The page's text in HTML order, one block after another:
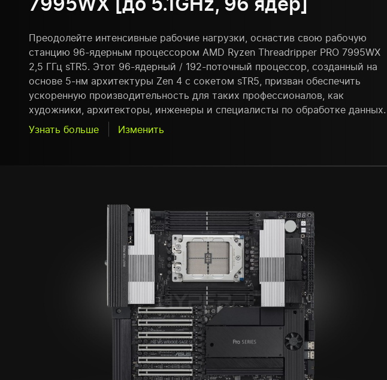
Преодолейте интенсивные рабочие нагрузки, оснастив свою рабочую
станцию 96-ядерным процессором AMD Ryzen Threadripper PRO 7995WX
2,5 ГГц sTR5. Этот 96-ядерный / 192-поточный процессор, созданный на
основе 5-нм архитектуры Zen 4 с сокетом sTR5, призван обеспечить
ускоренную производительность для таких профессионалов, как
художники, архитекторы, инженеры и специалисты по обработке данных.
Узнать больше
Изменить